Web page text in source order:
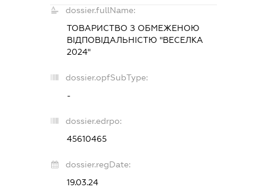
dossier.fullName:
ТОВАРИСТВО З ОБМЕЖЕНОЮ
ВІДПОВІДАЛЬНІСТЮ "ВЕСЕЛКА
2024"
dossier.opfSubType:
-
dossier.edrpo:
45610465
dossier.regDate:
19.03.24